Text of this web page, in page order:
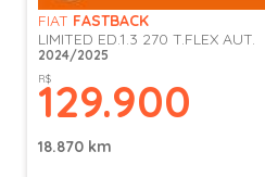
FIAT FASTBACK
LIMITED ED.1.3 270 T.FLEX AUT.
2024/2025
R$
129.900
18.870 km